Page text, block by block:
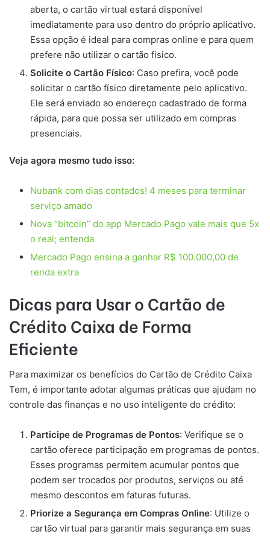
aberta, o cartão virtual estará disponível
imediatamente para uso dentro do próprio aplicativo.
Essa opção é ideal para compras online e para quem
prefere não utilizar o cartão físico.
Solicite o Cartão Físico: Caso prefira, você pode
solicitar o cartão físico diretamente pelo aplicativo.
Ele será enviado ao endereço cadastrado de forma
rápida, para que possa ser utilizado em compras
presenciais.
Veja agora mesmo tudo isso:
Nubank com dias contados! 4 meses para terminar
serviço amado
Nova “bitcoin” do app Mercado Pago vale mais que 5x
o real; entenda
Mercado Pago ensina a ganhar R$ 100.000,00 de
renda extra
Dicas para Usar o Cartão de
Crédito Caixa de Forma
Eficiente
Para maximizar os benefícios do Cartão de Crédito Caixa
Tem, é importante adotar algumas práticas que ajudam no
controle das finanças e no uso inteligente do crédito:
Participe de Programas de Pontos: Verifique se o
cartão oferece participação em programas de pontos.
Esses programas permitem acumular pontos que
podem ser trocados por produtos, serviços ou até
mesmo descontos em faturas futuras.
Priorize a Segurança em Compras Online: Utilize o
cartão virtual para garantir mais segurança em suas